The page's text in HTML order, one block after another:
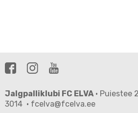
Jalgpalliklubi FC ELVA· Puiestee
3014 · fcelva@fcelva.ee